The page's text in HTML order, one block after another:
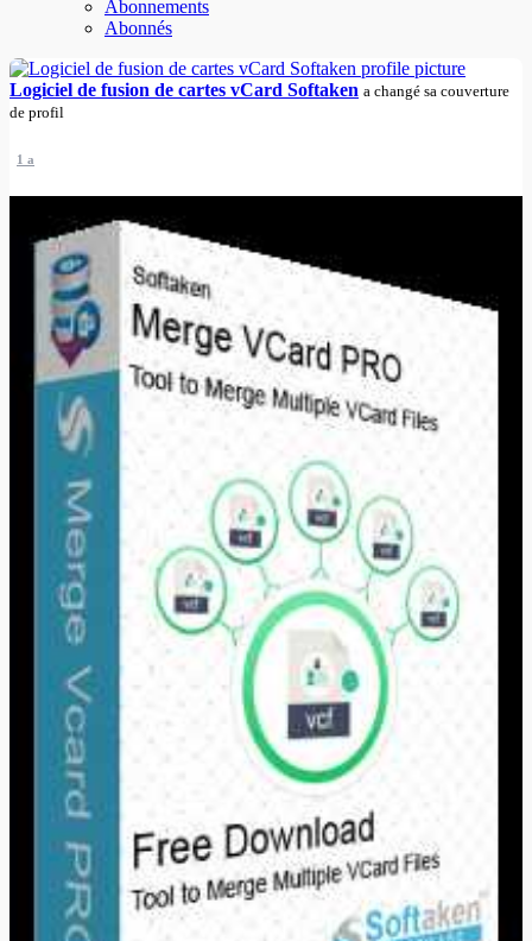
Abonnements
Abonnés
Logiciel de fusion de cartes vCard Softaken a changé sa couverture
de profil
1 a